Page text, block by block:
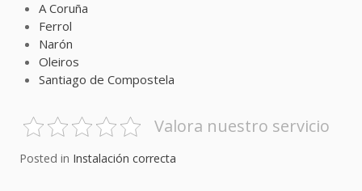
A Coruña
Ferrol
Narón
Oleiros
Santiago de Compostela
Valora nuestro servicio
Posted in Instalación correcta